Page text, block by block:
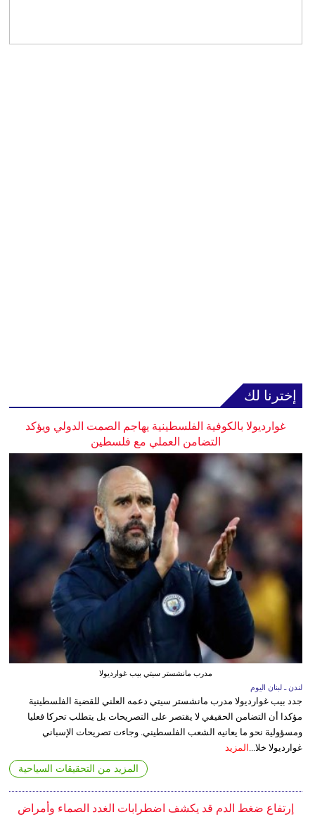
إخترنا لك
غوارديولا بالكوفية الفلسطينية يهاجم الصمت الدولي ويؤكد
التضامن العملي مع فلسطين
مدرب مانشستر سيتي بيب غوارديولا
لندن ـ لبنان اليوم
جدد بيب غوارديولا مدرب مانشستر سيتي دعمه العلني للقضية الفلسطينية
مؤكدا أن التضامن الحقيقي لا يقتصر على التصريحات بل يتطلب تحركا فعليا
ومسؤولية نحو ما يعانيه الشعب الفلسطيني. وجاءت تصريحات الإسباني
غوارديولا خلا... المزيد
المزيد من التحقيقات السياحية
إرتفاع ضغط الدم قد يكشف اضطرابات الغدد الصماء وأمراض